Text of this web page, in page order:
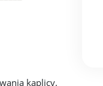
kaplicy.